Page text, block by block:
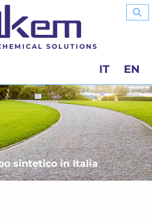
SOLUTIONS
IT EN
sintetico in Italia